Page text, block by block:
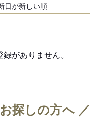
がありません。
探しの方へ ／